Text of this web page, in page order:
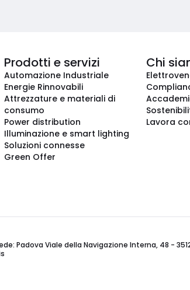
Prodotti e servizi
Automazione Industriale
Energie Rinnovabili
Attrezzature e materiali di
consumo
Power distribution
Illuminazione e smart lighting
Soluzioni connesse
Green Offer
Chi
Lavora
Padova Viale della Navigazione Interna, 48 -